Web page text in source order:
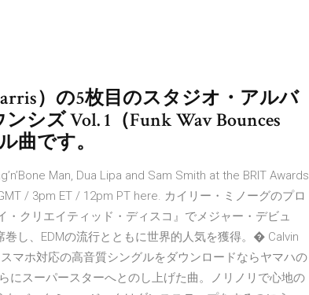
）の5枚目のスタジオ・アルバ
シズ Vol. 1（Funk Wav Bounces
曲です。
Man, Dua Lipa and Sam Smith at the BRIT Awards
/ 3pm ET / 12pm PT here. カイリー・ミノーグのプロ
クリエイティッド・ディスコ』でメジャー・デビュ
し、EDMの流行とともに世界的人気を獲得。� Calvin
マホ対応の高音質シングルをダウンロードならヤマハの
にスーパースターへとのし上げた曲。ノリノリで心地の